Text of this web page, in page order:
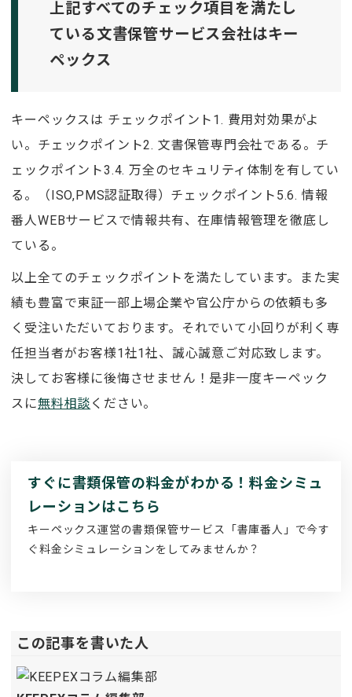
上記すべてのチェック項目を満たし
ている文書保管サービス会社はキー
ペックス
キーペックスは チェックポイント1. 費用対効果がよ
い。チェックポイント2. 文書保管専門会社である。チ
ェックポイント3.4. 万全のセキュリティ体制を有してい
る。（ISO,PMS認証取得）チェックポイント5.6. 情報
番人WEBサービスで情報共有、在庫情報管理を徹底し
ている。
以上全てのチェックポイントを満たしています。また実
績も豊富で東証一部上場企業や官公庁からの依頼も多
く受注いただいております。それでいて小回りが利く専
任担当者がお客様1社1社、誠心誠意ご対応致します。
決してお客様に後悔させません！是非一度キーペック
スに無料相談 ください。
すぐに書類保管の料金がわかる！料金シミュ
レーションはこちら
キーペックス運営の書類保管サービス「書庫番人」で今す
ぐ料金シミュレーションをしてみませんか？
この記事を書いた人